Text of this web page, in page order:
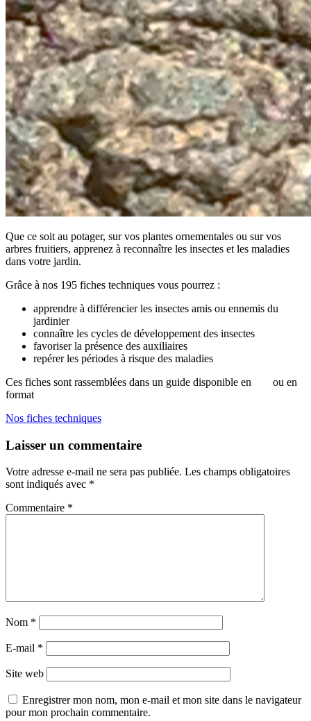
Que ce soit au potager, sur vos plantes ornementales ou sur vos
arbres fruitiers, apprenez à reconnaître les insectes et les maladies
dans votre jardin.
Grâce à nos 195 fiches techniques vous pourrez :
apprendre à différencier les insectes amis ou ennemis du
jardinier
connaître les cycles de développement des insectes
favoriser la présence des auxiliaires
repérer les périodes à risque des maladies
Ces fiches sont rassemblées dans un guide disponible en
ou en
format
Nos fiches techniques
Laisser un commentaire
Votre adresse e-mail ne sera pas publiée. Les champs obligatoires
sont indiqués avec *
Commentaire *
Nom *
E-mail *
Site web
Enregistrer mon nom, mon e-mail et mon site dans le navigateur
pour mon prochain commentaire.